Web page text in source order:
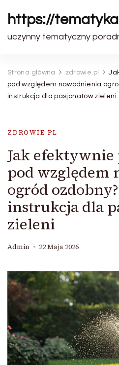
https://
uczynny tematyczny
Strona główna zdrowie.pl
pod względem nawodnienia
instrukcja dla pasjonatów zieleni
ZDROWIE.PL
Jak efektywnie
pod względem
ogród
instrukcja dla
zieleni
Admin 22 Maja 2026